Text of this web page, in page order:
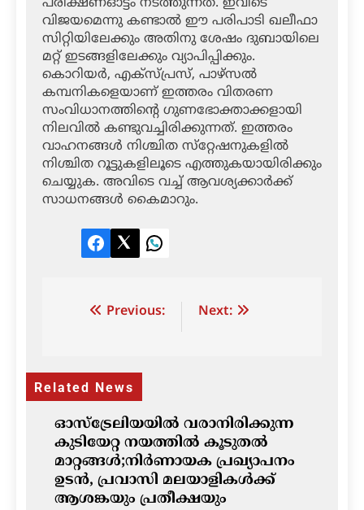
പരീക്ഷണഓട്ടം നടത്തുന്നത്. ഇവിടെ
വിജയമെന്നു കണ്ടാല്‍ ഈ പരിപാടി ഖലീഫാ
സിറ്റിയിലേക്കും അതിനു ശേഷം ദുബായിലെ
മറ്റ് ഇടങ്ങളിലേക്കും വ്യാപിപ്പിക്കും.
കൊറിയര്‍, എക്‌സ്പ്രസ്, പാഴ്‌സല്‍
കമ്പനികളെയാണ് ഇത്തരം വിതരണ
സംവിധാനത്തിന്റെ ഗുണഭോക്താക്കളായി
നിലവില്‍ കണ്ടുവച്ചിരിക്കുന്നത്. ഇത്തരം
വാഹനങ്ങള്‍ നിശ്ചിത സ്‌റ്റേഷനുകളില്‍
നിശ്ചിത റൂട്ടുകളിലൂടെ എത്തുകയായിരിക്കും
ചെയ്യുക. അവിടെ വച്ച് ആവശ്യക്കാര്‍ക്ക്
സാധനങ്ങള്‍ കൈമാറും.
Facebook
TwitterLinkedIn
Post Previous: Next:
Related News
ഓസ്‌ട്രേലിയയിൽ വരാനിരിക്കുന്ന
കുടിയേറ്റ നയത്തിൽ കൂടുതൽ
മാറ്റങ്ങൾ;നിർണായക പ്രഖ്യാപനം
ഉടൻ, പ്രവാസി മലയാളികൾക്ക്
ആശങ്കയും പ്രതീക്ഷയും